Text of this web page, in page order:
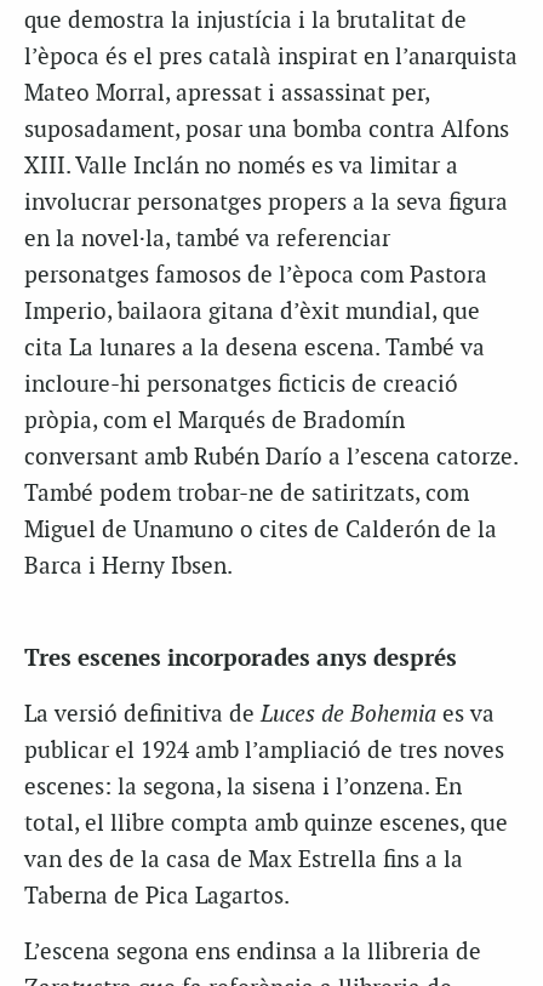
que demostra la injustícia i la brutalitat de
l’època és el pres català inspirat en l’anarquista
Mateo Morral, apressat i assassinat per,
suposadament, posar una bomba contra Alfons
XIII. Valle Inclán no només es va limitar a
involucrar personatges propers a la seva figura
en la novel·la, també va referenciar
personatges famosos de l’època com Pastora
Imperio, bailaora gitana d’èxit mundial, que
cita La lunares a la desena escena. També va
incloure-hi personatges ficticis de creació
pròpia, com el Marqués de Bradomín
conversant amb Rubén Darío a l’escena catorze.
També podem trobar-ne de satiritzats, com
Miguel de Unamuno o cites de Calderón de la
Barca i Herny Ibsen.
Tres escenes incorporades anys després
La versió definitiva deLuces de Bohemia es va
publicar el 1924 amb l’ampliació de tres noves
escenes: la segona, la sisena i l’onzena. En
total, el llibre compta amb quinze escenes, que
van des de la casa de Max Estrella fins a la
Taberna de Pica Lagartos.
L’escena segona ens endinsa a la llibreria de